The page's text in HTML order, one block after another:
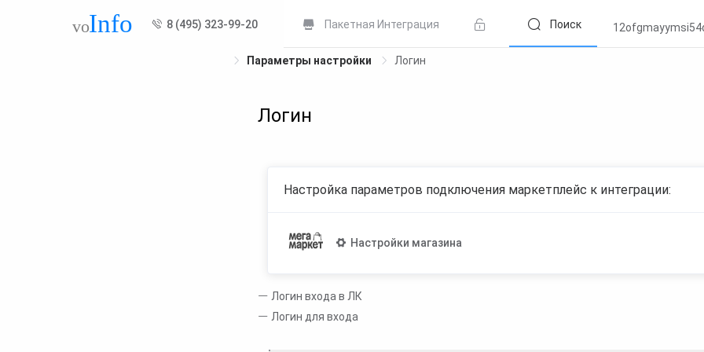
8 (495) 323-99-20 Пакетная Интеграция Поиск
Параметры настройки Логин
Логин
Настройка параметров подключения маркетплейс к интеграции:
Настройки магазина
Логин входа в ЛК
Логин для входа